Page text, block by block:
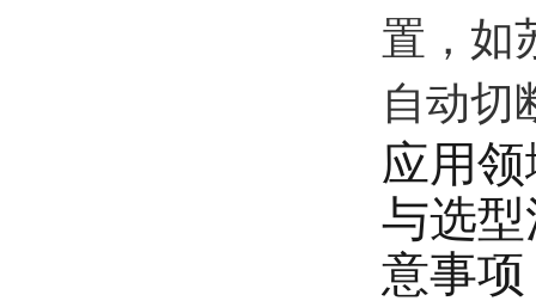
置，如
自动切
应用
与选型
意事项